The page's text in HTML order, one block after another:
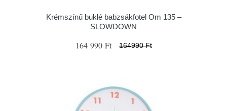
Krémszínű buklé babzsákfotel Om 135 –
SLOWDOWN
164 990 Ft 164990 Ft